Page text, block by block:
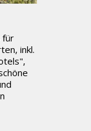
für
inkl.